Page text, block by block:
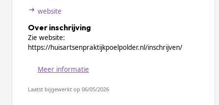
website
Over inschrijving
Zie website:
https://huisartsenpraktijkpoelpolder.nl/inschrijven/
Meer informatie
Laatst bijgewerkt op 06/05/2026